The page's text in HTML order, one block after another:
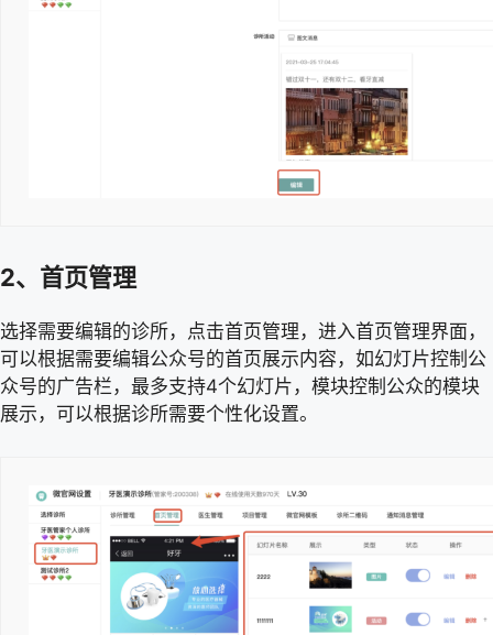
2、首页管理
选择需要编辑的诊所，点击首页管理，进入首页管理界面，
可以根据需要编辑公众号的首页展示内容，如幻灯片控制公
众号的广告栏，最多支持4个幻灯片，模块控制公众的模块
展示，可以根据诊所需要个性化设置。